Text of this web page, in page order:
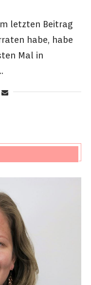
letzten Beitrag
habe, habe
Mal in